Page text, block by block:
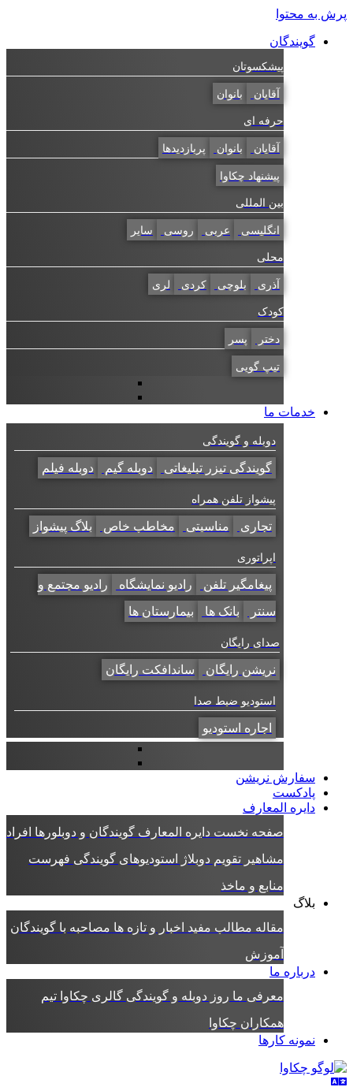
به محتوا
گویندگان
پیشکسوتان
بانوان
حرفه ای
بانوان پربازدیدها
پیشنهاد چکاوا
بین المللی
انگلیسی عربی روسی سایر
محلی
بلوچی کردی لری
کودک
پسر
تیپ گویی
خدمات ما
دوبله و گویندگی
گویندگی تیزر تبلیغاتی دوبله گیم دوبله فیلم
پیشواز تلفن همراه
تجاری مناسبتی مخاطب خاص بلاگ پیشواز
اپراتوری
پیغامگیر تلفن رادیو نمایشگاه رادیو مجتمع و
سنتر بانک ها بیمارستان ها
صدای رایگان
نریشن رایگان ساندافکت رایگان
استودیو ضبط صدا
اجاره استودیو
سفارش نریشن
پادکست
دایره المعارف
صفحه نخست دایره المعارفگویندگان و دوبلورهاافراد
مشاهیرتقویم دوبلاژاستودیوهای گویندگیفهرست
منابع و ماخذ
بلاگ
مقالهمطالب مفیداخبار و تازه ها مصاحبه با گویندگان
آموزش
درباره ما
معرفی ماروز دوبله و گویندگیگالری چکاواتیم
همکاران چکاوا
نمونه کارها